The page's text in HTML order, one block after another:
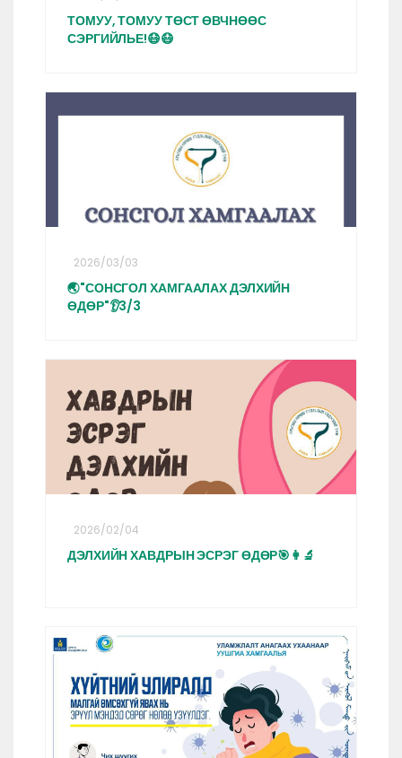
ТОМУУ, ТОМУУ ТӨСТ ӨВЧНӨӨС
СЭРГИЙЛЬЕ!😷😷
2026/03/03
🌏"СОНСГОЛ ХАМГААЛАХ ДЭЛХИЙН
ӨДӨР"👂3/3
2026/02/04
ДЭЛХИЙН ХАВДРЫН ЭСРЭГ ӨДӨР🎯👩‍🔬